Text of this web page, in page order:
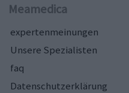
Meamedica
expertenmeinungen
Unsere Spezialisten
faq
Datenschutzerklärung